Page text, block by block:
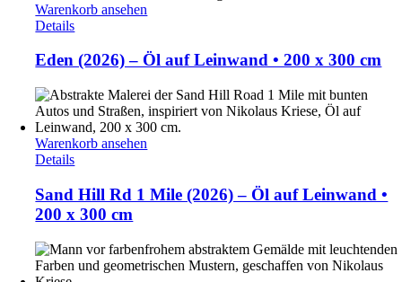
Warenkorb ansehen
Details
Eden (2026) – Öl auf Leinwand • 200 x 300 cm
Warenkorb ansehen
Details
Sand Hill Rd 1 Mile (2026) – Öl auf Leinwand •
200 x 300 cm